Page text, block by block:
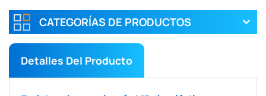
CATEGORÍAS DE PRODUCTOS
Detalles Del Producto